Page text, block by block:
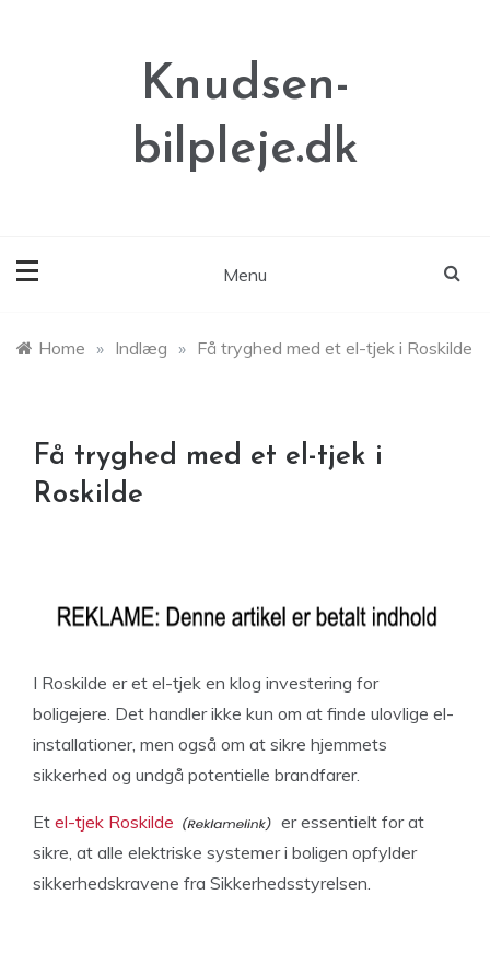
Knudsen-
bilpleje.dk
Menu
Home » Indlæg » Få tryghed med et el-tjek i Roskilde
Få tryghed med et el-tjek i
Roskilde
I Roskilde er et el-tjek en klog investering for
boligejere. Det handler ikke kun om at finde ulovlige el-
installationer, men også om at sikre hjemmets
sikkerhed og undgå potentielle brandfarer.
Et el-tjek Roskilde
er essentielt for at
sikre, at alle elektriske systemer i boligen opfylder
sikkerhedskravene fra Sikkerhedsstyrelsen.